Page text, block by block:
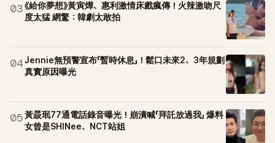
03《給你夢想》黃寅燁、惠利激情床戲瘋傳！火辣激吻尺
度太猛 網驚：韓劇太敢拍
04Jennie無預警宣布「暫時休息」！鬆口未來2、3年規劃
真實原因曝光
05黃晸珉77通電話錄音曝光！崩潰喊「拜託放過我」 爆料
女曾是SHINee、NCT站姐